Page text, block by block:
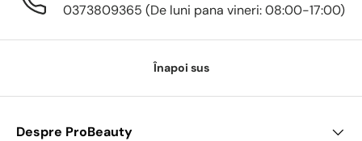
0373809365 (De luni pana vineri: 08:00-17:00)
Înapoi sus
Despre ProBeauty